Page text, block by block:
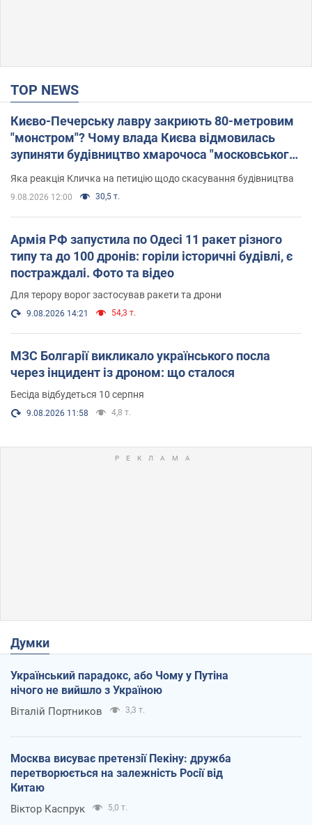
TOP NEWS
Києво-Печерську лавру закриють 80-метровим
"монстром"? Чому влада Києва відмовилась
зупиняти будівництво хмарочоса "московського
вірянина"
Яка реакція Кличка на петицію щодо скасування будівництва
9.08.2026 12:00 30,5 т.
Армія РФ запустила по Одесі 11 ракет різного
типу та до 100 дронів: горіли історичні будівлі, є
постраждалі. Фото та відео
Для терору ворог застосував ракети та дрони
9.08.2026 14:21 54,3 т.
МЗС Болгарії викликало українського посла
через інцидент із дроном: що сталося
Бесіда відбудеться 10 серпня
9.08.2026 11:58 4,8 т.
Думки
Український парадокс, або Чому у Путіна
нічого не вийшло з Україною
Віталій Портников 3,3 т.
Москва висуває претензії Пекіну: дружба
перетворюється на залежність Росії від
Китаю
Віктор Каспрук 5,0 т.